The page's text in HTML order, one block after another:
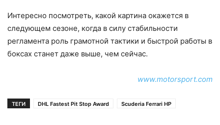
Интересно посмотреть, какой картина окажется в
следующем сезоне, когда в силу стабильности
регламента роль грамотной тактики и быстрой работы в
боксах станет даже выше, чем сейчас.
www.motorsport.com
ТЕГИ DHL Fastest Pit Stop Award Scuderia Ferrari HP